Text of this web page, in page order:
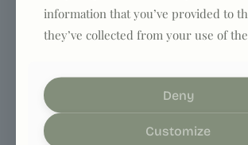
Usage
diam nonumy eirmod
invidunt ut labore et
voluptua. At vero eos et
information that you’ve provided to
they’ve collected from your use of
Deny
Customize